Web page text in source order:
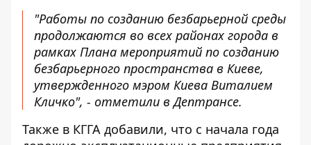
"Работы по созданию безбарьерной среды
продолжаются во всех районах города в
рамках Плана мероприятий по созданию
безбарьерного пространства в Киеве,
утвержденного мэром Киева Виталием
Кличко", - отметили в Дептрансе.
Также в КГГА добавили, что с начала года